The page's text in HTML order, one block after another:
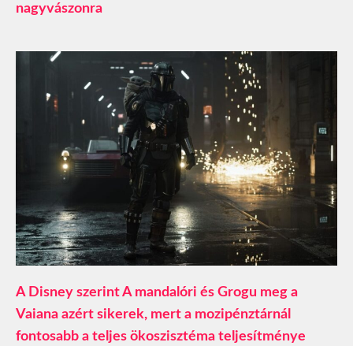
nagyvászonra
A Disney szerint A mandalóri és Grogu meg a
Vaiana azért sikerek, mert a mozipénztárnál
fontosabb a teljes ökoszisztéma teljesítménye